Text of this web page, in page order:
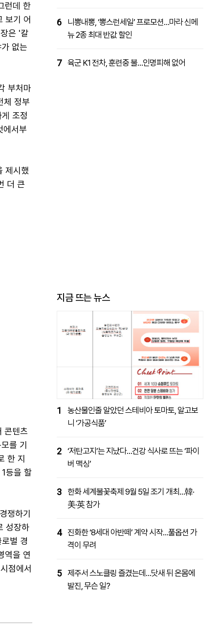
런데 한
보기 어
은 '칼
없는
부처마
체 정부
조정
에서부
제시했
더 큰
콘텐츠
를 기
한 지
등을 할
쟁하기
성장하
벌 경
역을 연
점에서
6
니뽕내뽕, ‘뽕스런세일’ 프로모션…마라 신메
뉴 2종 최대 반값 할인
7 육군 K1 전차, 훈련중 불…인명피해 없어
지금 뜨는 뉴스
1
농산물인줄 알았던 스테비아 토마토, 알고보
니 ‘가공식품’
2 ‘저탄고지’는 지났다…건강 식사로 뜨는 ‘파이
버 맥싱’
3
한화 세계불꽃축제 9월 5일 조기 개최…韓·
美·英 참가
4 진화한 ‘8세대 아반떼’ 계약 시작…풀옵션 가
격이 무려
5 제주서 스노클링 즐겼는데…닷새 뒤 온몸에
발진, 무슨 일?